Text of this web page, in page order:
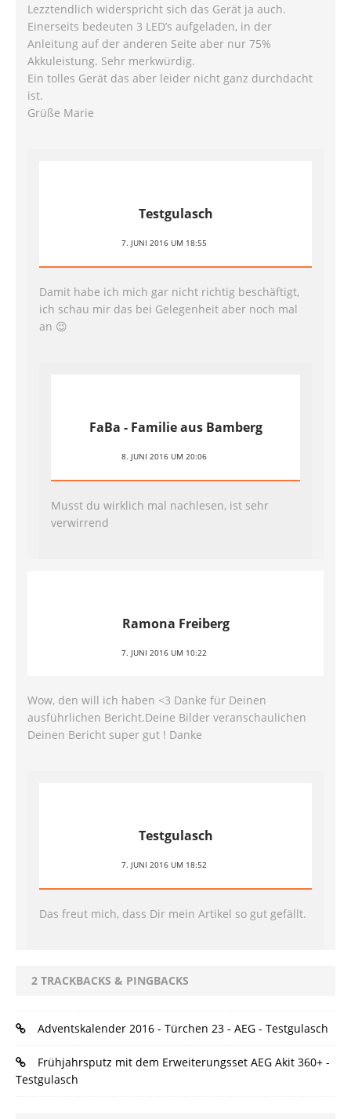
Lezztendlich widerspricht sich das Gerät ja auch.
Einerseits bedeuten 3 LED’s aufgeladen, in der
Anleitung auf der anderen Seite aber nur 75%
Akkuleistung. Sehr merkwürdig.
Ein tolles Gerät das aber leider nicht ganz durchdacht
ist.
Grüße Marie
Testgulasch
7. JUNI 2016 UM 18:55
Damit habe ich mich gar nicht richtig beschäftigt,
ich schau mir das bei Gelegenheit aber noch mal
an 😉
FaBa - Familie aus Bamberg
8. JUNI 2016 UM 20:06
Musst du wirklich mal nachlesen, ist sehr
verwirrend
Ramona Freiberg
7. JUNI 2016 UM 10:22
Wow, den will ich haben <3 Danke für Deinen
ausführlichen Bericht.Deine Bilder veranschaulichen
Deinen Bericht super gut ! Danke
Testgulasch
7. JUNI 2016 UM 18:52
Das freut mich, dass Dir mein Artikel so gut gefällt.
2 TRACKBACKS & PINGBACKS
Adventskalender 2016 - Türchen 23 - AEG - Testgulasch
Frühjahrsputz mit dem Erweiterungsset AEG Akit 360+ -
Testgulasch